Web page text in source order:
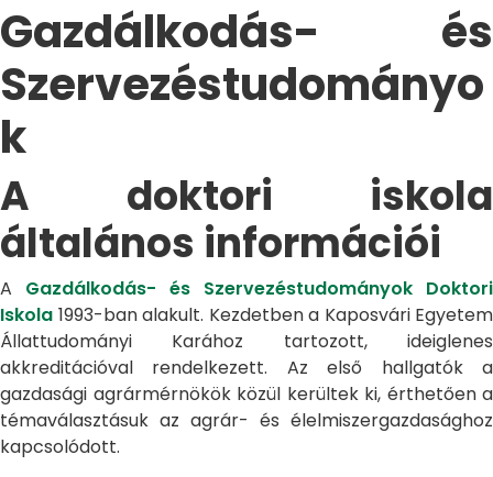
Gazdálkodás- és
Szervezéstudományo
k
A doktori iskola
általános információi
A Gazdálkodás- és Szervezéstudományok Doktori
Iskola 1993-ban alakult. Kezdetben a Kaposvári Egyetem
Állattudományi Karához tartozott, ideiglenes
akkreditációval rendelkezett. Az első hallgatók a
gazdasági agrármérnökök közül kerültek ki, érthetően a
témaválasztásuk az agrár- és élelmiszergazdasághoz
kapcsolódott.